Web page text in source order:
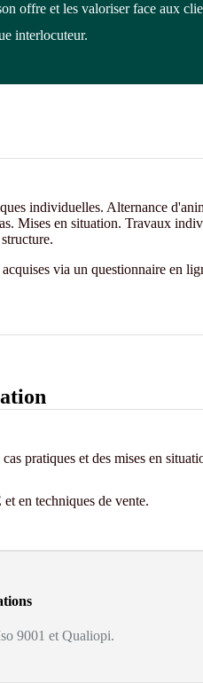
offre et les valoriser face aux
interlocuteur.
individuelles. Alternance
Mises en situation. Travaux
via un questionnaire en
pratiques et des mises en
en techniques de vente.
9001 et Qualiopi.